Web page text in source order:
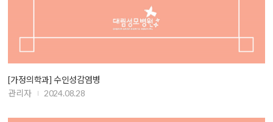
[가정의학과] 수인성감염병
관리자
2024.08.28